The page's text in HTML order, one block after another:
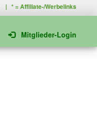
| * =Affiliate-/Werbelinks
Mitglieder-Login